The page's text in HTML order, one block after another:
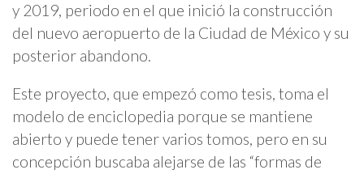
y 2019, periodo en el que inició la construcción
del nuevo aeropuerto de la Ciudad de México y su
posterior abandono.
Este proyecto, que empezó como tesis, toma el
modelo de enciclopedia porque se mantiene
abierto y puede tener varios tomos, pero en su
concepción buscaba alejarse de las “formas de